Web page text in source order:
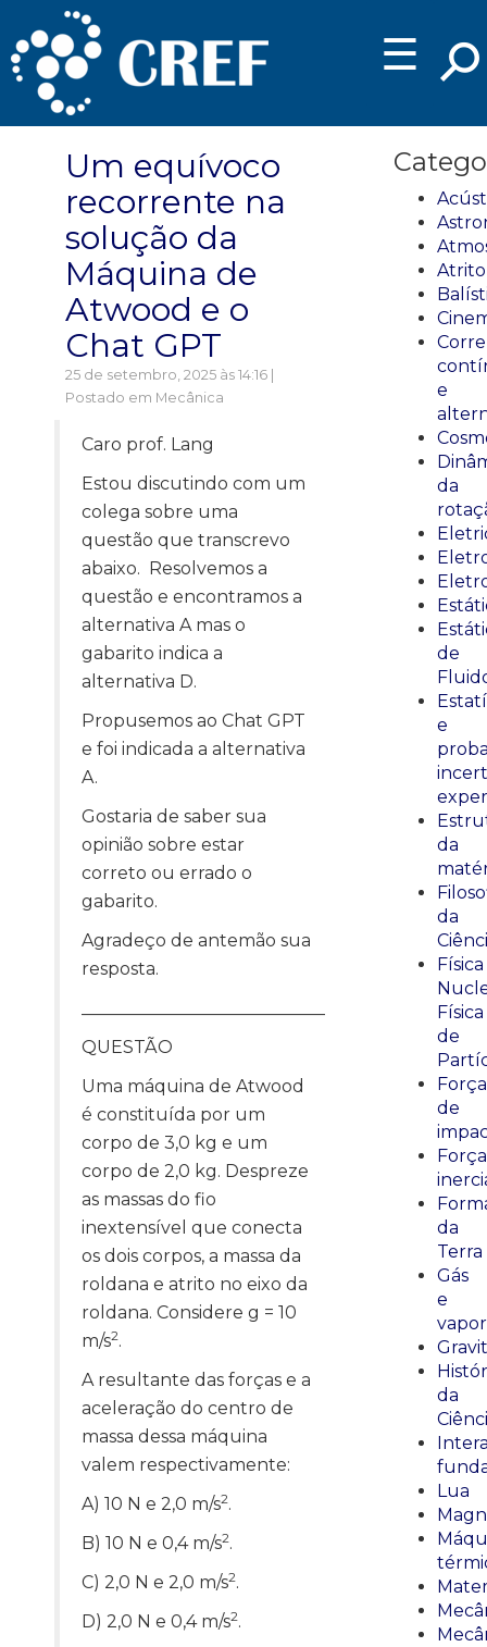
☰
Um equívoco
recorrente na
solução da
Máquina de
Atwood e o
Chat GPT
25 de setembro, 2025 às 14:16 |
Postado em Mecânica
Caro prof. Lang
Estou discutindo com um
colega sobre uma
questão que transcrevo
abaixo. Resolvemos a
questão e encontramos a
alternativa A mas o
gabarito indica a
alternativa D.
Propusemos ao Chat GPT
e foi indicada a alternativa
A.
Gostaria de saber sua
opinião sobre estar
correto ou errado o
gabarito.
Agradeço de antemão sua
resposta.
QUESTÃO
Uma máquina de Atwood
é constituída por um
corpo de 3,0 kg e um
corpo de 2,0 kg. Despreze
as massas do fio
inextensível que conecta
os dois corpos, a massa da
roldana e atrito no eixo da
roldana. Considere g = 10
m/s2.
A resultante das forças e a
aceleração do centro de
massa dessa máquina
valem respectivamente:
A) 10 N e 2,0 m/s2.
B) 10 N e 0,4 m/s2.
C) 2,0 N e 2,0 m/s2.
D) 2,0 N e 0,4 m/s2.
Atrito
e
da
de
e
da
da
Física
Física
de
Força
de
da
Terra
Gás
e
vapor
da
Lua